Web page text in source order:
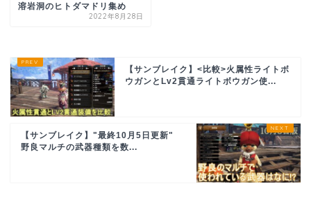
溶岩洞のヒトダマドリ集め
2022年8月28日
【サンブレイク】<比較>火属性ライトボ
ウガンとLv2貫通ライトボウガン使...
【サンブレイク】"最終10月5日更新"
野良マルチの武器種類を数...